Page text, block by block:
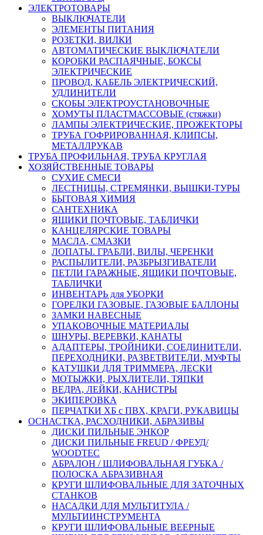
ЭЛЕКТРОТОВАРЫ
ВЫКЛЮЧАТЕЛИ
ЭЛЕМЕНТЫ ПИТАНИЯ
РОЗЕТКИ, ВИЛКИ
АВТОМАТИЧЕСКИЕ ВЫКЛЮЧАТЕЛИ
КОРОБКИ РАСПАЯЧНЫЕ, БОКСЫ
ЭЛЕКТРИЧЕСКИЕ
ПРОВОД, КАБЕЛЬ ЭЛЕКТРИЧЕСКИЙ,
УДЛИНИТЕЛИ
СКОБЫ ЭЛЕКТРОУСТАНОВОЧНЫЕ
ХОМУТЫ ПЛАСТМАССОВЫЕ (стяжки)
ЛАМПЫ ЭЛЕКТРИЧЕСКИЕ, ПРОЖЕКТОРЫ
ТРУБА ГОФРИРОВАННАЯ, КЛИПСЫ,
МЕТАЛЛРУКАВ
ТРУБА ПРОФИЛЬНАЯ, ТРУБА КРУГЛАЯ
ХОЗЯЙСТВЕННЫЕ ТОВАРЫ
СУХИЕ СМЕСИ
ЛЕСТНИЦЫ, СТРЕМЯНКИ, ВЫШКИ-ТУРЫ
БЫТОВАЯ ХИМИЯ
САНТЕХНИКА
ЯЩИКИ ПОЧТОВЫЕ, ТАБЛИЧКИ
КАНЦЕЛЯРСКИЕ ТОВАРЫ
МАСЛА, СМАЗКИ
ЛОПАТЫ. ГРАБЛИ, ВИЛЫ, ЧЕРЕНКИ
РАСПЫЛИТЕЛИ, РАЗБРЫЗГИВАТЕЛИ
ПЕТЛИ ГАРАЖНЫЕ, ЯЩИКИ ПОЧТОВЫЕ,
ТАБЛИЧКИ
ИНВЕНТАРЬ для УБОРКИ
ГОРЕЛКИ ГАЗОВЫЕ, ГАЗОВЫЕ БАЛЛОНЫ
ЗАМКИ НАВЕСНЫЕ
УПАКОВОЧНЫЕ МАТЕРИАЛЫ
ШНУРЫ, ВЕРЕВКИ, КАНАТЫ
АДАПТЕРЫ, ТРОЙНИКИ, СОЕДИНИТЕЛИ,
ПЕРЕХОДНИКИ, РАЗВЕТВИТЕЛИ, МУФТЫ
КАТУШКИ ДЛЯ ТРИММЕРА, ЛЕСКИ
МОТЫЖКИ, РЫХЛИТЕЛИ, ТЯПКИ
ВЕДРА, ЛЕЙКИ, КАНИСТРЫ
ЭКИПЕРОВКА
ПЕРЧАТКИ ХБ с ПВХ, КРАГИ, РУКАВИЦЫ
ОСНАСТКА, РАСХОДНИКИ, АБРАЗИВЫ
ДИСКИ ПИЛЬНЫЕ ЭНКОР
ДИСКИ ПИЛЬНЫЕ FREUD / ФРЕУД/
WOODTEC
АБРАЛОН / ШЛИФОВАЛЬНАЯ ГУБКА /
ПОЛОСКА АБРАЗИВНАЯ
КРУГИ ШЛИФОВАЛЬНЫЕ ДЛЯ ЗАТОЧНЫХ
СТАНКОВ
НАСАДКИ ДЛЯ МУЛЬТИТУЛА /
МУЛЬТИИНСТРУМЕНТА
КРУГИ ШЛИФОВАЛЬНЫЕ ВЕЕРНЫЕ